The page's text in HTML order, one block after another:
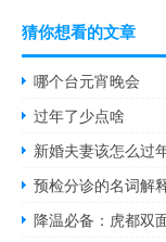
猜你想看的文章
哪个台元宵晚会
过年了少点啥
新婚夫妻该怎么过
预检分诊的名词解
降温必备：虎都双